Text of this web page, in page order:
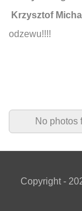
Krzysztof
odzewu!!!!
No photos
Copyright -